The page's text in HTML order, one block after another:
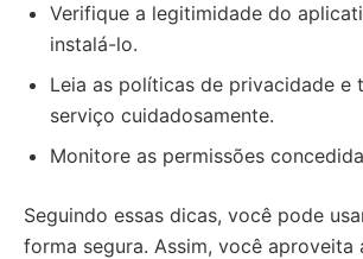
Verifique a legitimidade do
instalá-lo.
Leia as políticas de privacidade e
serviço cuidadosamente.
Monitore as permissões
Seguindo essas dicas, você pode
forma segura. Assim, você aproveita